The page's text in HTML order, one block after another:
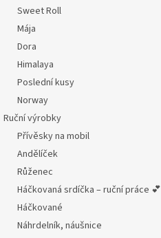
Sweet Roll
Mája
Dora
Himalaya
Poslední kusy
Norway
Ruční výrobky
Přívěsky na mobil
Andělíček
Růženec
Háčkovaná srdíčka – ruční práce 💕
Háčkované
Náhrdelník, náušnice